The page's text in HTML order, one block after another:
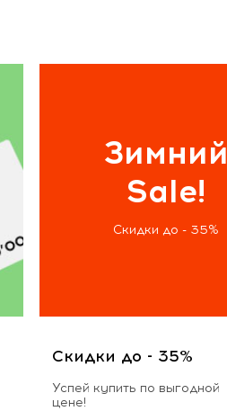
Зимний
Sale!
Скидки до - 35%
Скидки до - 35%
Успей купить по выгодной
цене!